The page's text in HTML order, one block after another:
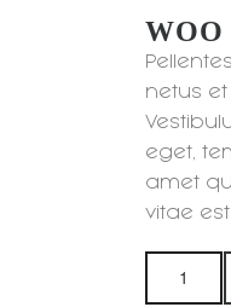
WOO
netus
eget,
amet
vitae
Woo
#4